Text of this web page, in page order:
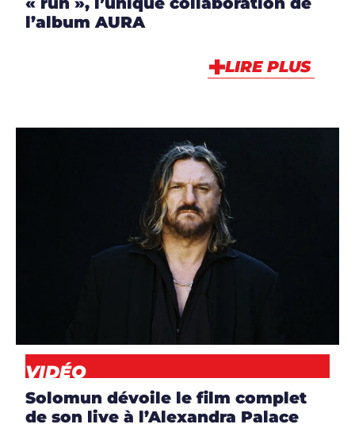
l’album AURA
LIRE PLUS
ARTICLES,ARTISTES
DJS,NEWS
VIDÉO
VIDÉO
Solomun dévoile le film complet
de son live à l’Alexandra Palace